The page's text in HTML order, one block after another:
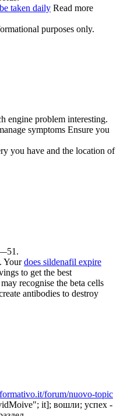
taken daily Read more
purposes only.
engine problem interesting.
symptoms Ensure you
you have and the location of
Yourdoes sildenafil expire
to get the best
recognise the beta cells
antibodies to destroy
forum/nuovo-topic
it]; вошли; успех -